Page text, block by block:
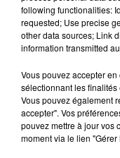
LA CENTRALE
TOUJOURS À
following functionalities:
requested; Use precise
other data sources; Link
information transmitted
Vous pouvez accepter
sélectionnant les finalités
Vous pouvez également
accepter". Vos
pouvez mettre à jour vos
moment via le lien